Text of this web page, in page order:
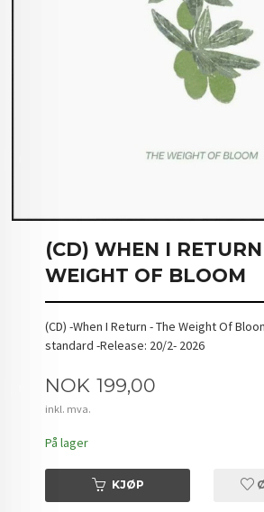
(CD) WHEN I
WEIGHT OF BLOOM
(CD) -When I Return - The Weight Of
standard -Release: 20/2- 2026
Pris
NOK 199,00
inkl. mva.
På lager
KJØP